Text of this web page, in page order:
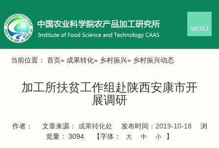
MENU
当前位置：首页» 成果转化» 乡村振兴» 乡村振兴动态
加工所扶贫工作组赴陕西安康市开
展调研
作者： 文章来源： 成果转化处 发布时间： 2019-10-18
浏
览量： 3094 【字体： 大 中 小 】